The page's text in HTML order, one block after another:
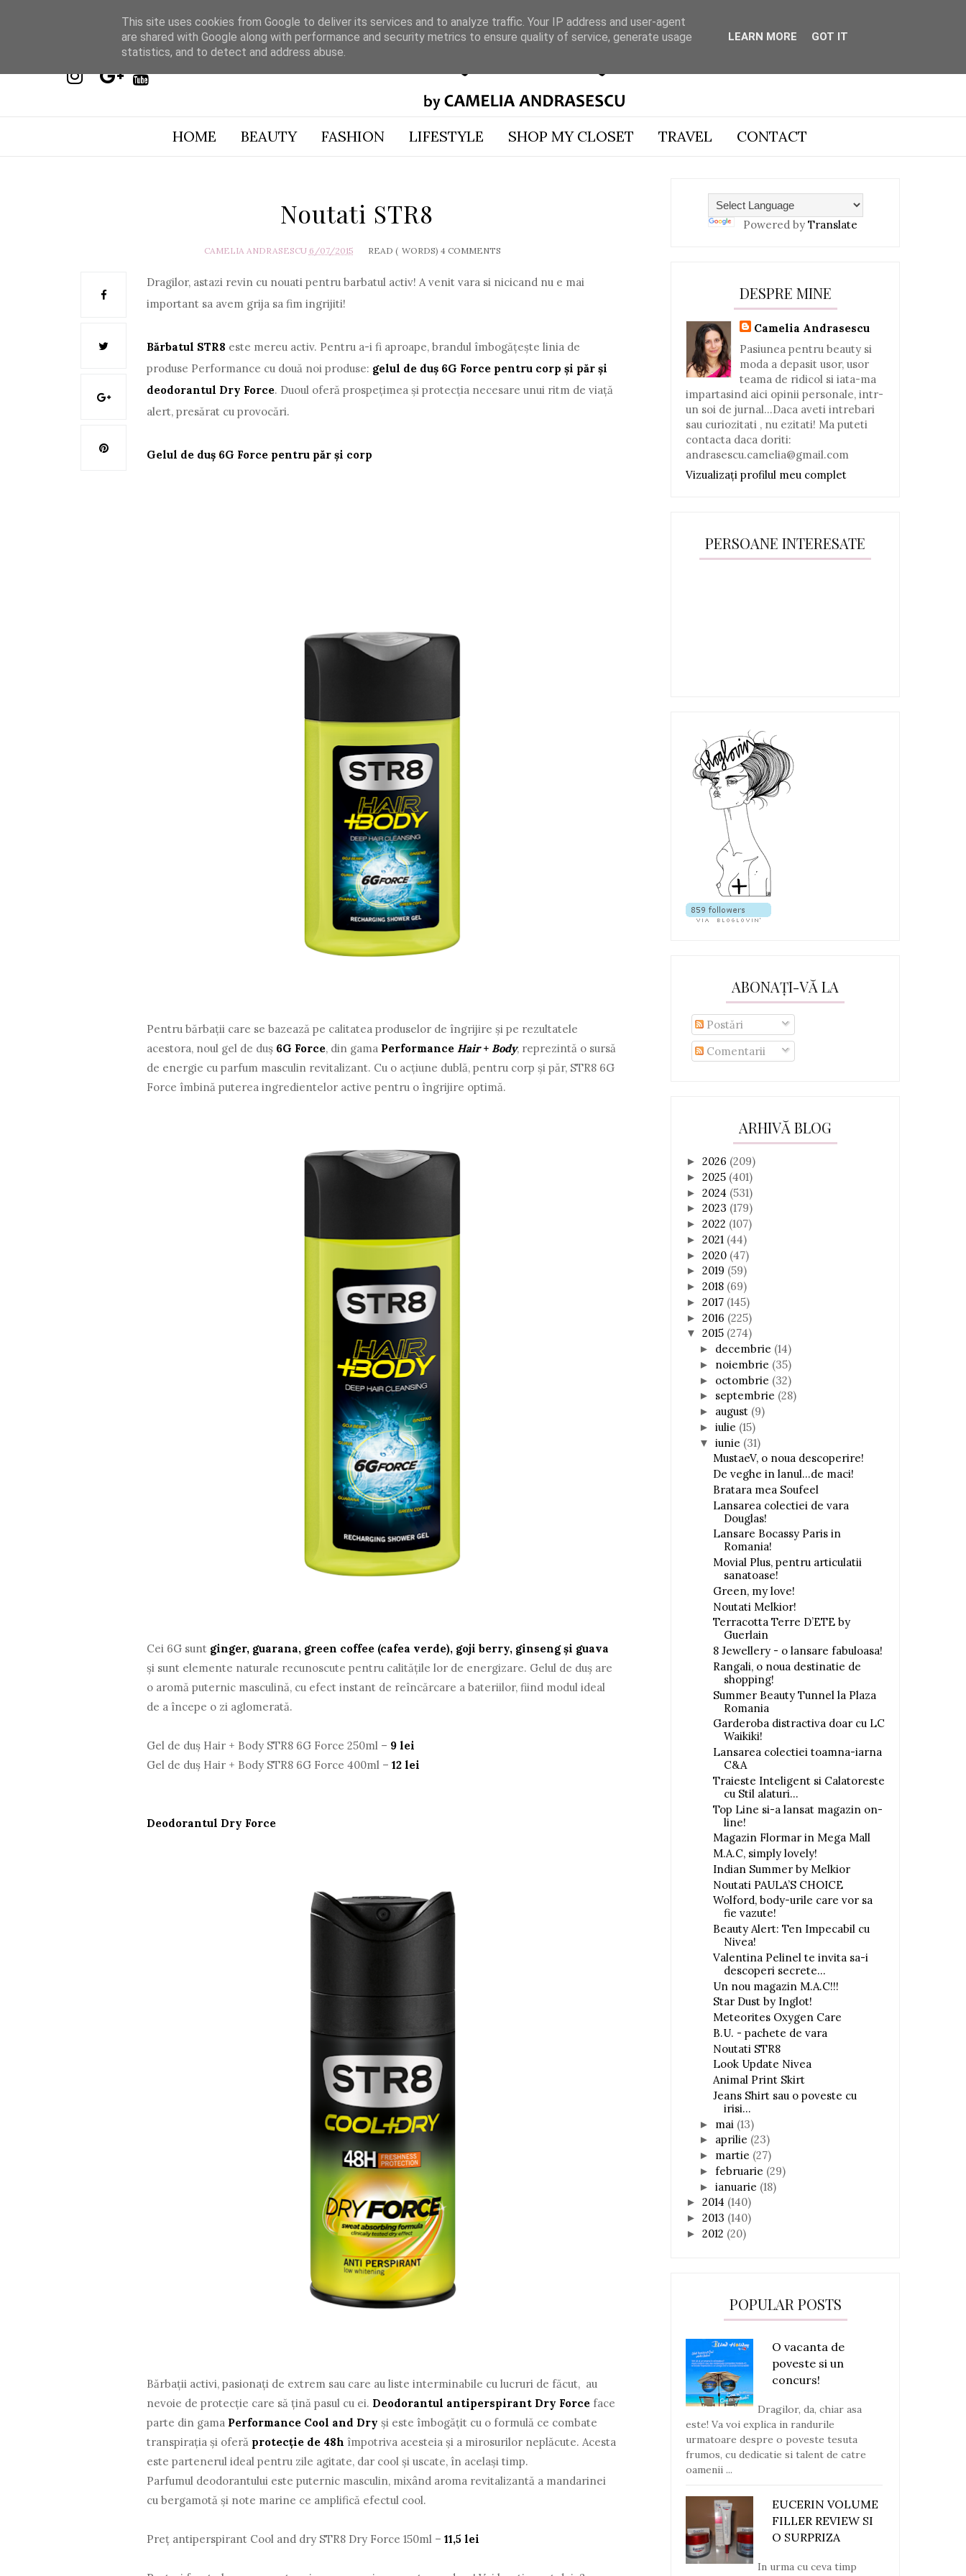
HOME BEAUTY FASHION LIFESTYLE SHOP MY CLOSET TRAVEL CONTACT
Noutati STR8
CAMELIA ANDRASESCU 6/07/2015 READ ( WORDS) 4 COMMENTS
Dragilor, astazi revin cu nouati pentru barbatul activ! A venit vara si nicicand nu e mai
important sa avem grija sa fim ingrijiti!
Bărbatul STR8 este mereu activ. Pentru a-i fi aproape, brandul îmbogăţeşte linia de
produse Performance cu două noi produse: gelul de duş 6G Force pentru corp şi păr şi
deodorantul Dry Force. Duoul oferă prospeţimea şi protecţia necesare unui ritm de viaţă
alert, presărat cu provocări.
Gelul de duş 6G Force pentru păr şi corp
Pentru bărbaţii care se bazează pe calitatea produselor de îngrijire şi pe rezultatele
acestora, noul gel de duş 6G Force, din gama PerformanceHair+Body, reprezintă o sursă
de energie cu parfum masculin revitalizant. Cu o acţiune dublă, pentru corp şi păr, STR8 6G
Force îmbină puterea ingredientelor active pentru o îngrijire optimă.
Cei 6G sunt ginger, guarana, green coffee (cafea verde), goji berry, ginseng şi guava
şi sunt elemente naturale recunoscute pentru calităţile lor de energizare. Gelul de duş are
o aromă puternic masculină, cu efect instant de reîncărcare a bateriilor, fiind modul ideal
de a începe o zi aglomerată.
Gel de duş Hair + Body STR8 6G Force 250ml – 9 lei
Gel de duş Hair + Body STR8 6G Force 400ml –12 lei
Deodorantul Dry Force
Bărbaţii activi, pasionaţi de extrem sau care au liste interminabile cu lucruri de făcut, au
nevoie de protecţie care să ţină pasul cu ei. Deodorantul antiperspirant Dry Force face
parte din gama Performance Cool and Dry şi este îmbogăţit cu o formulă ce combate
transpiraţia şi oferă protecţie de 48h împotriva acesteia şi a mirosurilor neplăcute. Acesta
este partenerul ideal pentru zile agitate, dar cool şi uscate, în acelaşi timp.
Parfumul deodorantului este puternic masculin, mixând aroma revitalizantă a mandarinei
cu bergamotă şi note marine ce amplifică efectul cool.
Preţ antiperspirant Cool and dry STR8 Dry Force 150ml –11,5 lei
Powered by Translate
DESPRE MINE
Camelia Andrasescu
Pasiunea pentru beauty si
moda a depasit usor, usor
teama de ridicol si iata-ma
impartasind aici opinii personale, intr-
un soi de jurnal...Daca aveti intrebari
sau curiozitati , nu ezitati! Ma puteti
contacta daca doriti:
andrasescu.camelia@gmail.com
Vizualizați profilul meu complet
PERSOANE INTERESATE
ABONAȚI-VĂ LA
Postări
Comentarii
ARHIVĂ BLOG
► 2026 (209)
► 2025 (401)
► 2024 (531)
► 2023 (179)
► 2022 (107)
► 2021 (44)
► 2020 (47)
► 2019 (59)
► 2018 (69)
► 2017 (145)
► 2016 (225)
▼ 2015 (274)
► decembrie (14)
► noiembrie (35)
► octombrie (32)
► septembrie (28)
► august (9)
► iulie (15)
▼ iunie (31)
MustaeV, o noua descoperire!
De veghe in lanul...de maci!
Bratara mea Soufeel
Lansarea colectiei de vara
Douglas!
Lansare Bocassy Paris in
Romania!
Movial Plus, pentru articulatii
sanatoase!
Green, my love!
Noutati Melkior!
Terracotta Terre D’ETE by
Guerlain
8 Jewellery - o lansare fabuloasa!
Rangali, o noua destinatie de
shopping!
Summer Beauty Tunnel la Plaza
Romania
Garderoba distractiva doar cu LC
Waikiki!
Lansarea colectiei toamna-iarna
C&A
Traieste Inteligent si Calatoreste
cu Stil alaturi...
Top Line si-a lansat magazin on-
line!
Magazin Flormar in Mega Mall
M.A.C, simply lovely!
Indian Summer by Melkior
Noutati PAULA’S CHOICE
Wolford, body-urile care vor sa
fie vazute!
Beauty Alert: Ten Impecabil cu
Nivea!
Valentina Pelinel te invita sa-i
descoperi secrete...
Un nou magazin M.A.C!!!
Star Dust by Inglot!
Meteorites Oxygen Care
B.U. - pachete de vara
Noutati STR8
Look Update Nivea
Animal Print Skirt
Jeans Shirt sau o poveste cu
irisi...
► mai (13)
► aprilie (23)
► martie (27)
► februarie (29)
► ianuarie (18)
► 2014 (140)
► 2013 (140)
► 2012 (20)
POPULAR POSTS
O vacanta de
poveste si un
concurs!
Dragilor, da, chiar asa
este! Va voi explica in randurile
urmatoare despre o poveste tesuta
frumos, cu dedicatie si talent de catre
oamenii ...
EUCERIN VOLUME
FILLER REVIEW SI
O SURPRIZA
In urma cu ceva timp
This site uses cookies from Google to deliver its services and to analyze traffic. Your IP address and user-agent
are shared with Google along with performance and security metrics to ensure quality of service, generate usage
statistics, and to detect and address abuse.
LEARN MORE GOT IT